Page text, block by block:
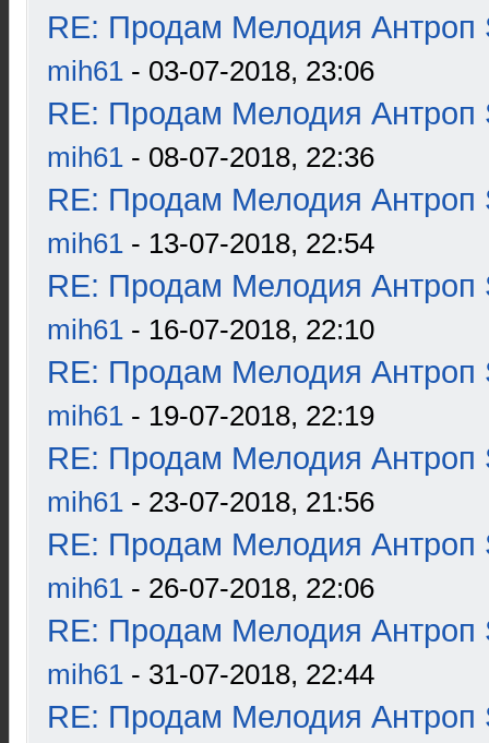
RE: Продам Мелодия Антроп
mih61 - 03-07-2018, 23:06
RE: Продам Мелодия Антроп
mih61 - 08-07-2018, 22:36
RE: Продам Мелодия Антроп
mih61 - 13-07-2018, 22:54
RE: Продам Мелодия Антроп
mih61 - 16-07-2018, 22:10
RE: Продам Мелодия Антроп
mih61 - 19-07-2018, 22:19
RE: Продам Мелодия Антроп
mih61 - 23-07-2018, 21:56
RE: Продам Мелодия Антроп
mih61 - 26-07-2018, 22:06
RE: Продам Мелодия Антроп
mih61 - 31-07-2018, 22:44
RE: Продам Мелодия Антроп